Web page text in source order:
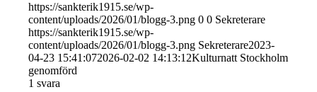
https://sankterik1915.se/wp-
content/uploads/2026/01/blogg-3.png 0 0 Sekreterare
https://sankterik1915.se/wp-
content/uploads/2026/01/blogg-3.png Sekreterare2023-
04-23 15:41:072026-02-02 14:13:12Kulturnatt Stockholm
genomförd
1 svara